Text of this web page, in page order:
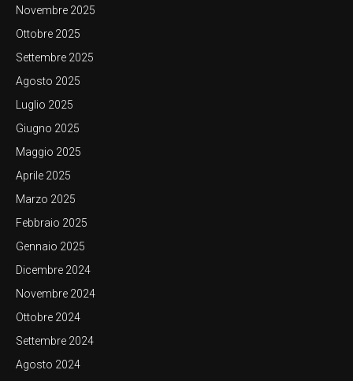
Novembre 2025
Ottobre 2025
Settembre 2025
Agosto 2025
Luglio 2025
Giugno 2025
Maggio 2025
Aprile 2025
Marzo 2025
Febbraio 2025
Gennaio 2025
Dicembre 2024
Novembre 2024
Ottobre 2024
Settembre 2024
Agosto 2024